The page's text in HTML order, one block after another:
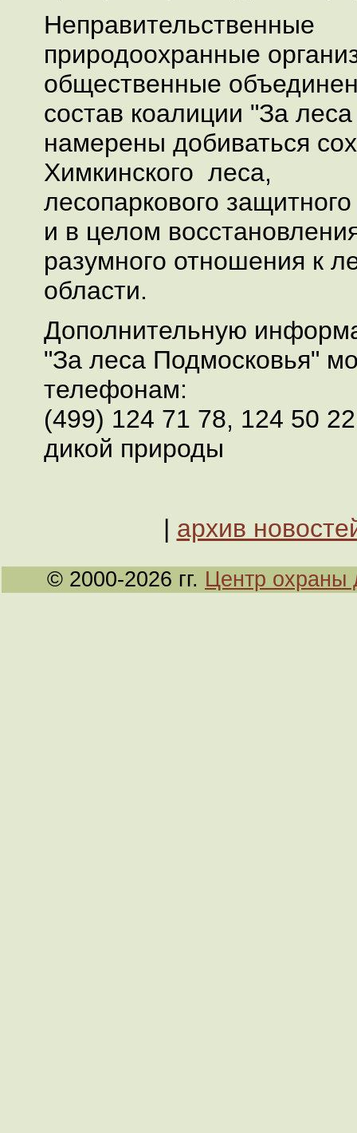
Неправительственные
природоохранные
общественные
состав коалиции "За
намерены добиваться
Химкинского леса,
лесопаркового
и в целом
разумного отношения к
области.
Дополнительную
"За леса Подмосковья"
телефонам:
(499) 124 71 78, 124 50
дикой природы
| архив
© 2000-2026 гг. Центр охраны